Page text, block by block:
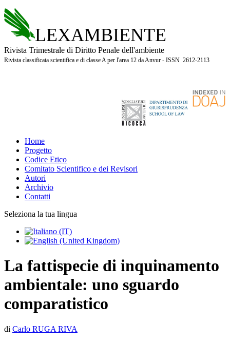
LEXAMBIENTE
Rivista Trimestrale di Diritto Penale dell'ambiente
Rivista classificata scientifica e di classe A per l'area 12 da Anvur - ISSN 2612-2113
Home
Progetto
Codice Etico
Comitato Scientifico e dei Revisori
Autori
Archivio
Contatti
Seleziona la tua lingua
La fattispecie di inquinamento
ambientale: uno sguardo
comparatistico
di Carlo RUGA RIVA